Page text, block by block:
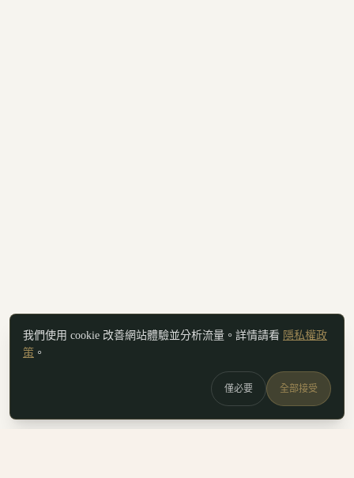
我們使用 cookie 改善網站體驗並分析流量。詳情請看 隱私權政
策 。
僅必要 全部接受